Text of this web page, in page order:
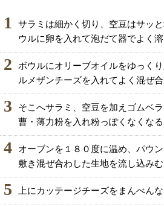
1
サラミは細かく切り、空豆はサッ
ウルに卵を入れて泡だて器でよく
2
ボウルにオリーブオイルをゆっく
ルメザンチーズを入れてよく混ぜ合
3
そこへサラミ、空豆を加えゴムベ
曹・薄力粉を入れ粉っぽくなくなる
4
オーブンを１８０度に温め、パウ
敷き混ぜ合わした生地を流し込みむ
5 上にカッテージチーズをまんべん